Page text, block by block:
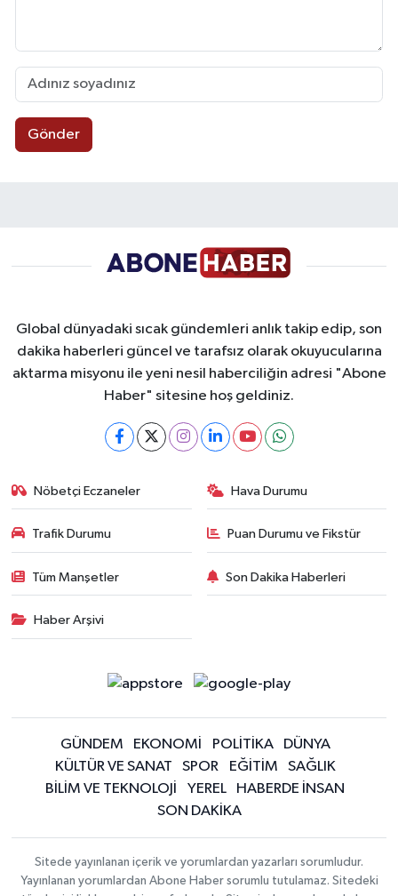
Gönder
Global dünyadaki sıcak gündemleri anlık takip edip, son
dakika haberleri güncel ve tarafsız olarak okuyucularına
aktarma misyonu ile yeni nesil haberciliğin adresi "Abone
Haber" sitesine hoş geldiniz.
Nöbetçi Eczaneler Hava Durumu
Trafik Durumu Puan Durumu ve Fikstür
Tüm Manşetler Son Dakika Haberleri
Haber Arşivi
GÜNDEM EKONOMİ POLİTİKA
DÜNYA
KÜLTÜR VE SANAT
SPOR EĞİTİM
SAĞLIK
BİLİM VE TEKNOLOJİ
YEREL
HABERDE İNSAN
SON DAKİKA
Sitede yayınlanan içerik ve yorumlardan yazarları sorumludur.
Yayınlanan yorumlardan Abone Haber sorumlu tutulamaz. Sitedeki